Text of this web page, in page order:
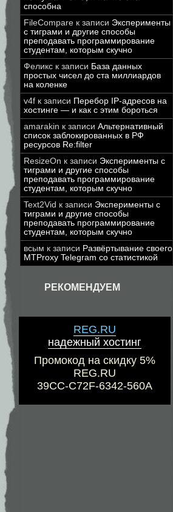
способна
FileCompare к записи Эксперименты
с тиграми и другие способы
преподавать программирование
студентам, которым скучно
Феликс к записи База данных
простых чисел до ста миллиардов
на коленке
v4f к записи Перебор IP-адресов на
хостинге — и как с этим бороться
amarakin к записи Альтернативный
список заблокированных в РФ
ресурсов Re:filter
ResizeOn к записи Эксперименты с
тиграми и другие способы
преподавать программирование
студентам, которым скучно
Text2Vid к записи Эксперименты с
тиграми и другие способы
преподавать программирование
студентам, которым скучно
всым к записи Развёртывание своего
MTProxy Telegram со статистикой
РЕКОМЕНДУЕМ
REG.RU
надежный хостинг
Промокод на скидку 5%
REG.RU
39CC-C72F-6342-560A